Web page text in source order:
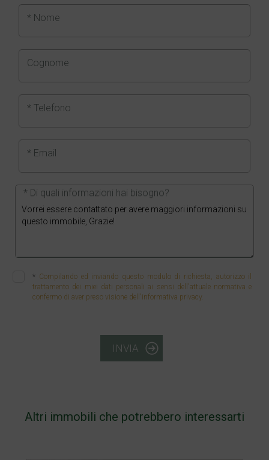
* Nome
Cognome
* Telefono
* Email
* Di quali informazioni hai bisogno?
* Compilando ed inviando questo modulo di richiesta, autorizzo il
trattamento dei miei dati personali ai sensi dell'attuale normativa e
confermo di aver preso visione dell'informativa privacy.
INVIA
Altri immobili che potrebbero interessarti